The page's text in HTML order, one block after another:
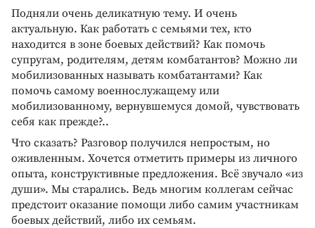
Подняли очень деликатную тему. И очень
актуальную. Как работать с семьями тех, кто
находится в зоне боевых действий? Как помочь
супругам, родителям, детям комбатантов? Можно ли
мобилизованных называть комбатантами? Как
помочь самому военнослужащему или
мобилизованному, вернувшемуся домой, чувствовать
себя как прежде?..
Что сказать? Разговор получился непростым, но
оживленным. Хочется отметить примеры из личного
опыта, конструктивные предложения. Всё звучало «из
души». Мы старались. Ведь многим коллегам сейчас
предстоит оказание помощи либо самим участникам
боевых действий, либо их семьям.